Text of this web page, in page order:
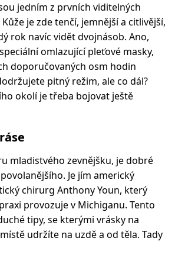
jedním z prvních viditelných
je zde tenčí, jemnější a citlivější,
rok navíc vidět dvojnásob. Ano,
omlazující pleťové masky,
doporučovaných osm hodin
pitný režim, ale co dál?
okolí je třeba bojovat ještě
mladistvého zevnějšku, je dobré
Je jím americký
chirurg Anthony Youn, který
provozuje v Michiganu. Tento
tipy, se kterými vrásky na
udržíte na uzdě a od těla. Tady